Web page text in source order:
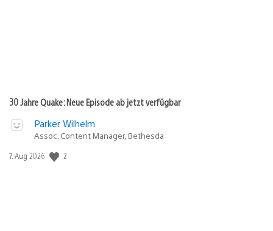
30 Jahre Quake: Neue Episode ab jetzt verfügbar
Parker Wilhelm
Assoc. Content Manager, Bethesda
Veröffentlichungsdatum:
7. Aug 2026 2